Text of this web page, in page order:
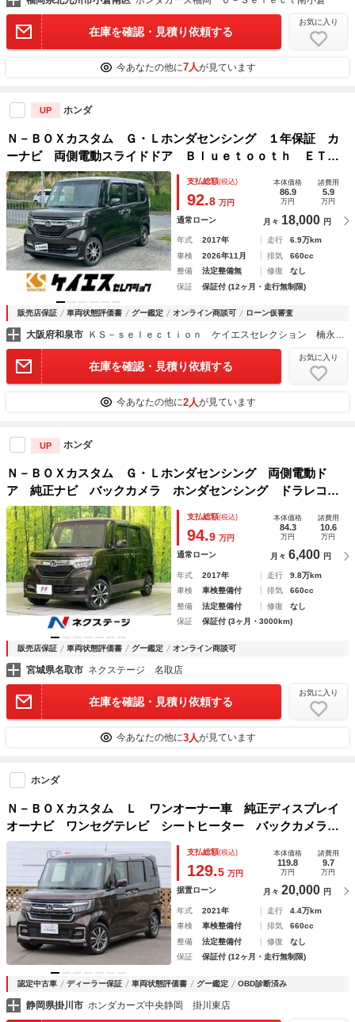
在庫を確認・見積り依頼する
お気に入り
今あなたの他に7人が見ています
UP ホンダ
Ｎ－ＢＯＸカスタム Ｇ・Ｌホンダセンシング １年保証 カ
ーナビ 両側電動スライドドア Ｂｌｕｅｔｏｏｔｈ ＥＴ
Ｃ バックカメラ テレビ クルーズコントロール 衝突軽減
ブレーキ 横滑り防止 ＥＣＯＮ オートライト オートエア
コン 電動格納ミラー
支払総額(税込)
92.8 万円
本体価格
86.9
万円
諸費用
5.9
万円
通常ローン 月々 18,000 円
年式 2017年 走行
6.9万km
車検
2026年11月 排気
660cc
整備
法定整備無 修復
なし
保証
保証付 (12ヶ月・走行無制限)
販売店保証 車両状態評価書 グー鑑定 オンライン商談可 ローン仮審査
大阪府和泉市 ＫＳ－ｓｅｌｅｃｔｉｏｎ ケイエスセレクション 楠永自動車株式会社 和泉店
在庫を確認・見積り依頼する
お気に入り
今あなたの他に2人が見ています
UP ホンダ
Ｎ－ＢＯＸカスタム Ｇ・Ｌホンダセンシング 両側電動ド
ア 純正ナビ バックカメラ ホンダセンシング ドラレコ
レーダークルーズ コーナーセンサー スマートキー ＬＥＤ
ヘッド ＥＴＣ オートハイビーム 車線逸脱警報 Ｂｌｕｅ
ｔｏｏｔｈ フルセグ
支払総額(税込)
94.9 万円
本体価格
84.3
万円
諸費用
10.6
万円
通常ローン 月々 6,400 円
年式 2017年 走行
9.8万km
車検
車検整備付 排気
660cc
整備
法定整備付 修復
なし
保証
保証付 (3ヶ月・3000km)
販売店保証 車両状態評価書 グー鑑定 オンライン商談可
宮城県名取市 ネクステージ 名取店
在庫を確認・見積り依頼する
お気に入り
今あなたの他に3人が見ています
ホンダ
Ｎ－ＢＯＸカスタム Ｌ ワンオーナー車 純正ディスプレイ
オーナビ ワンセグテレビ シートヒーター バックカメラ
ホンダセンシング １オーナー サイドエアバッグ キーフリ
ーシステム ＬＥＤライト リアカメ クルーズコントロール
支払総額(税込)
129.5 万円
本体価格
119.8
万円
諸費用
9.7
万円
据置ローン 月々 20,000 円
年式 2021年 走行
4.4万km
車検
車検整備付 排気
660cc
整備
法定整備付 修復
なし
保証
保証付 (12ヶ月・走行無制限)
認定中古車 ディーラー保証 車両状態評価書 グー鑑定 OBD診断済み
静岡県掛川市 ホンダカーズ中央静岡 掛川東店